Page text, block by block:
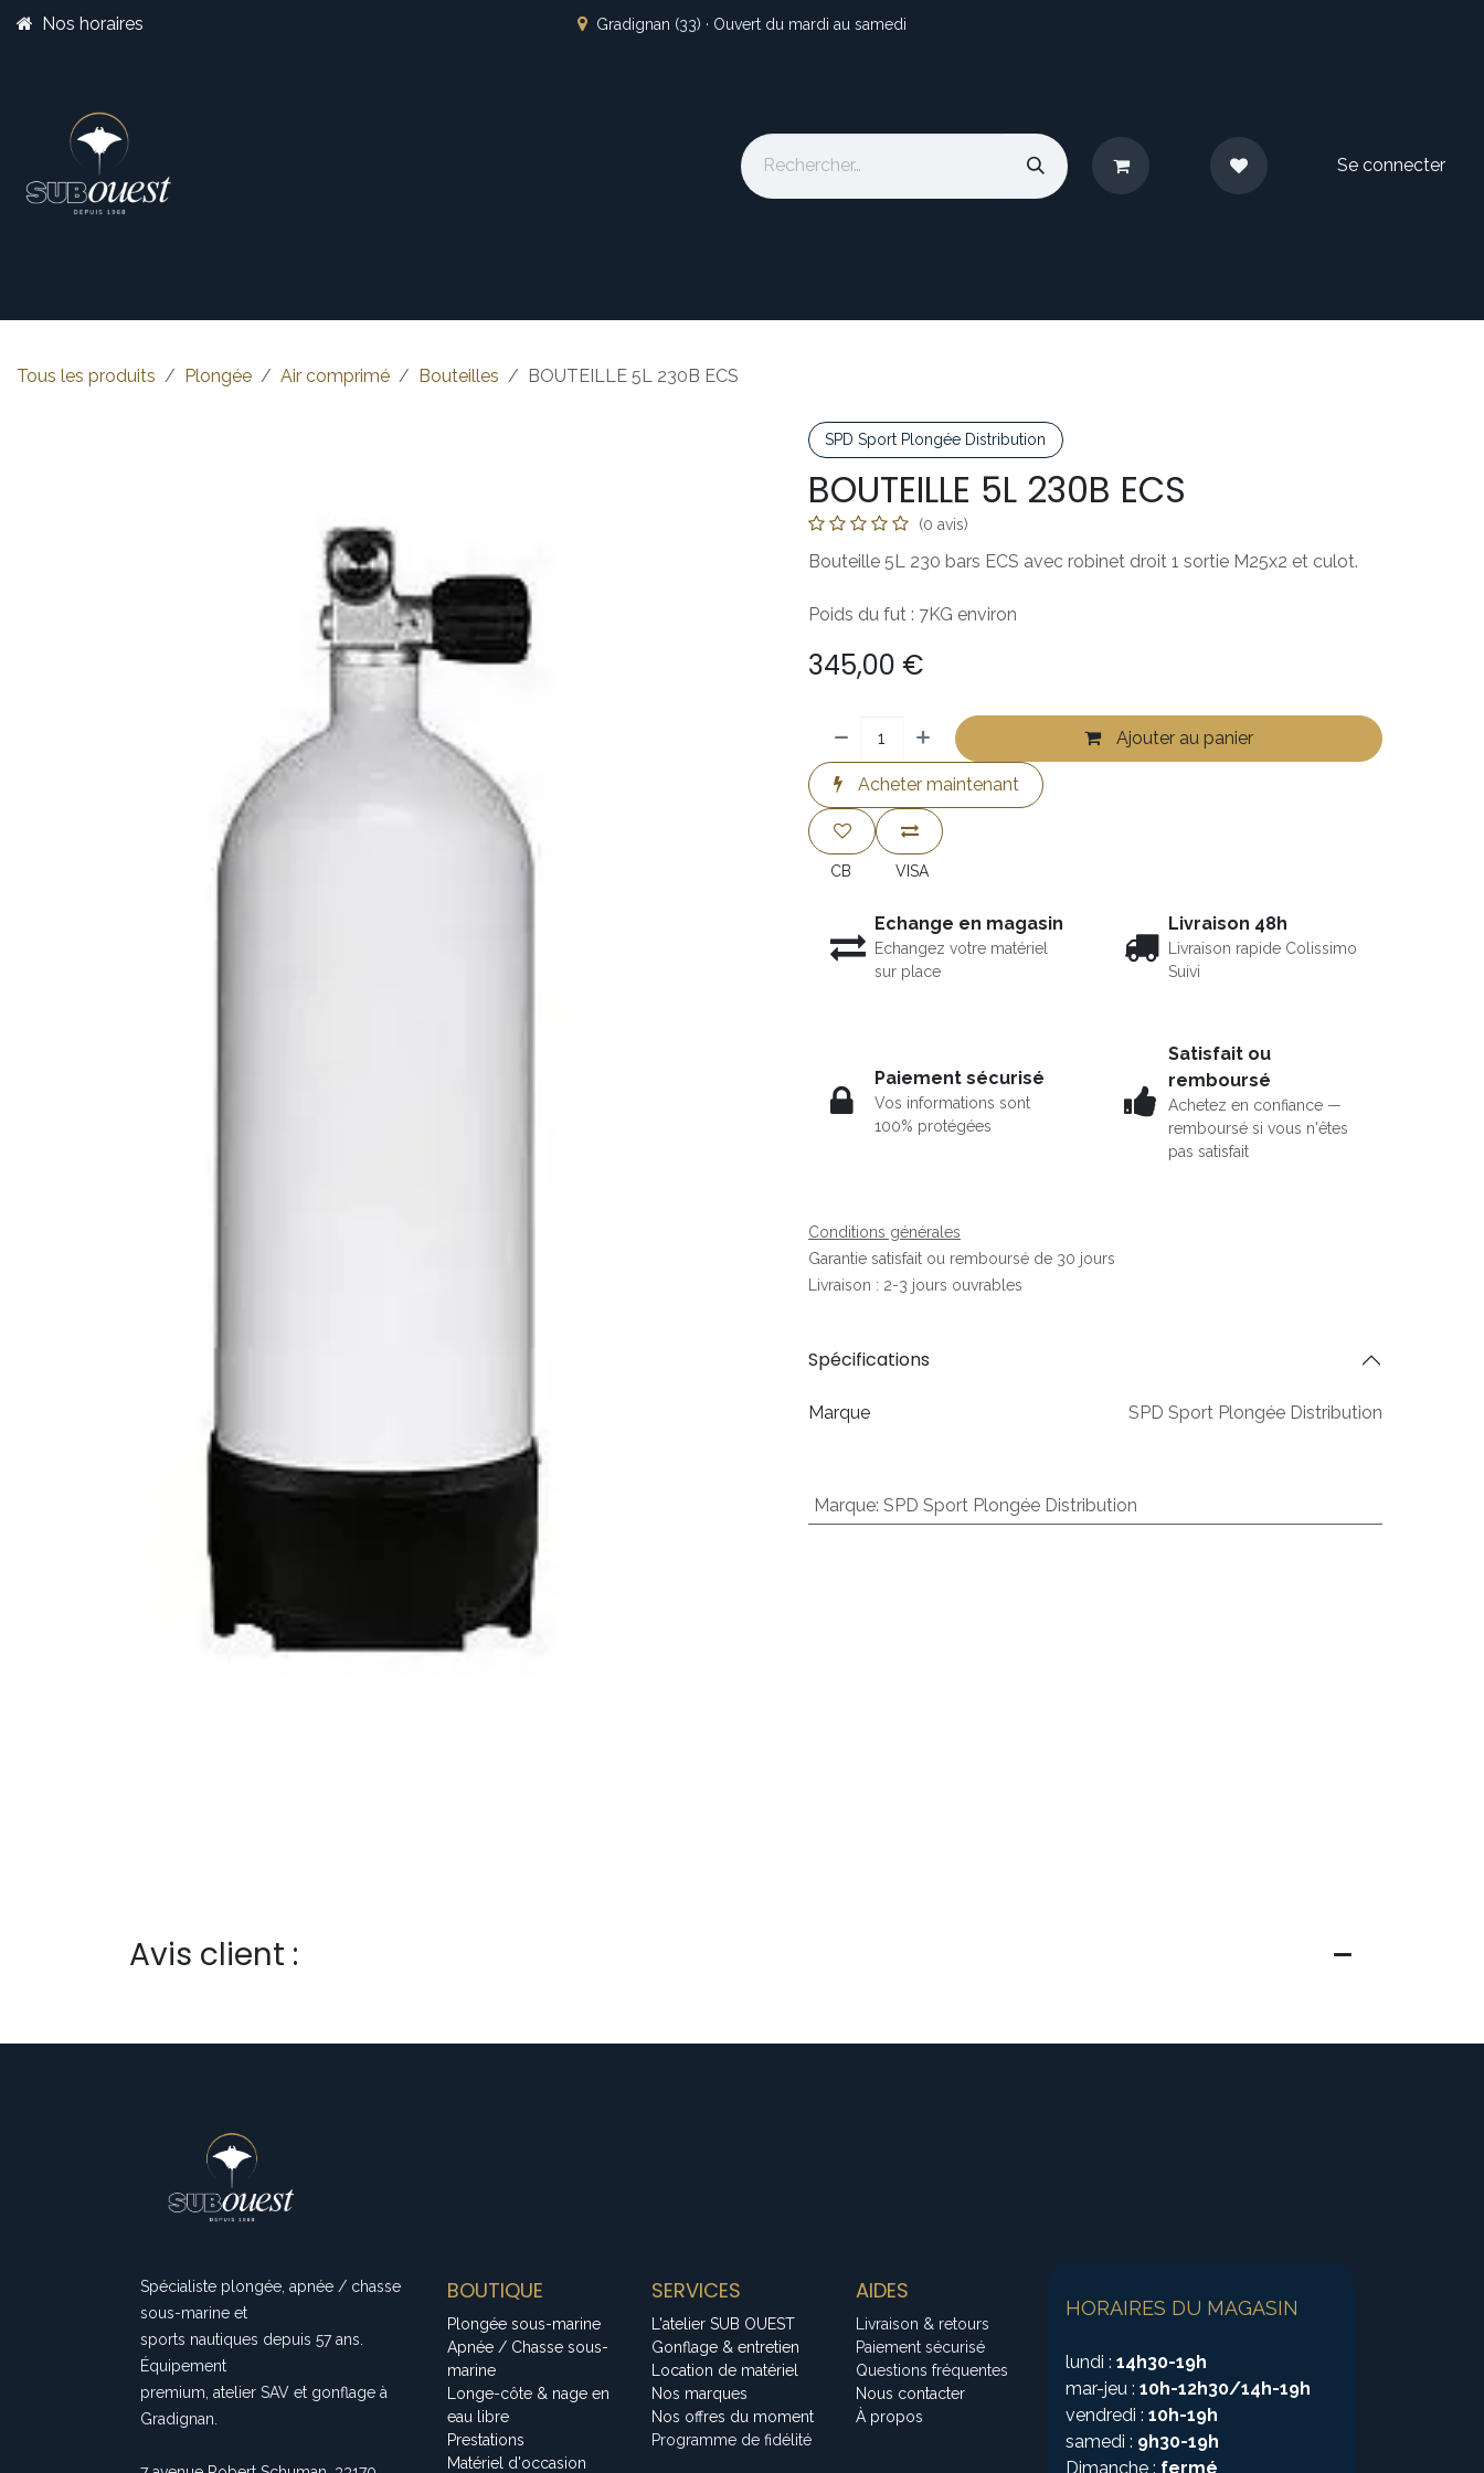
Se rendre au contenu
Nos horaires Gradignan (33) · Ouvert du mardi au samedi
Se connecter
Tous les produits Plongée Air comprimé Bouteilles BOUTEILLE 5L 230B ECS
SPD Sport Plongée Distribution
BOUTEILLE 5L 230B ECS
(0 avis)
Bouteille 5L 230 bars ECS avec robinet droit 1 sortie M25x2 et culot.
Poids du fut : 7KG environ
345,00 €
Ajouter au panier
Acheter maintenant
CB VISA
Echange en magasin
Echangez votre matériel
sur place
Livraison 48h
Livraison rapide Colissimo
Suivi
Paiement sécurisé
Vos informations sont
100% protégées
Satisfait ou
remboursé
Achetez en confiance —
remboursé si vous n'êtes
pas satisfait
Conditions générales
Garantie satisfait ou remboursé de 30 jours
Livraison : 2-3 jours ouvrables
Spécifications
Marque SPD Sport Plongée Distribution
Marque: SPD Sport Plongée Distribution
Avis client :
Spécialiste plongée, apnée / chasse
sous-marine et
sports nautiques depuis 57 ans.
Équipement
premium, atelier SAV et gonflage à
Gradignan.
BOUTIQUE
Plongée sous-marine
Apnée / Chasse sous-
marine
Longe-côte & nage en
eau libre
Prestations
Matériel d'occasion
SERVICES
L'atelier SUB OUEST
Gonflage & entretien
Location de matériel
Nos marques
Nos offres du moment
Programme de fidélité
AIDES
Livraison & retours
Paiement sécurisé
Questions fréquentes
Nous contacter
À propos
HORAIRES DU MAGASIN
lundi : 14h30-19h
mar-jeu : 10h-12h30/14h-19h
vendredi : 10h-19h
samedi : 9h30-19h
Dimanche : fermé